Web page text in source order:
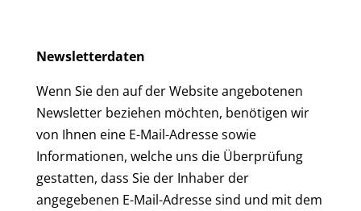
Newsletterdaten
Wenn Sie den auf der Website angebotenen
Newsletter beziehen möchten, benötigen wir
von Ihnen eine E-Mail-Adresse sowie
Informationen, welche uns die Überprüfung
gestatten, dass Sie der Inhaber der
angegebenen E-Mail-Adresse sind und mit dem